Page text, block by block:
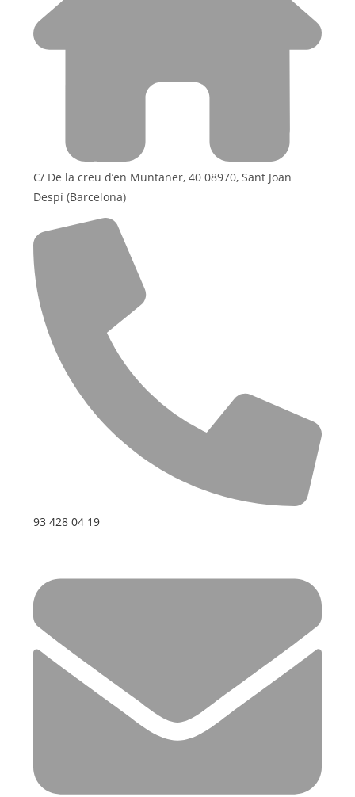
C/ De la creu d’en Muntaner, 40 08970, Sant Joan
Despí (Barcelona)
93 428 04 19